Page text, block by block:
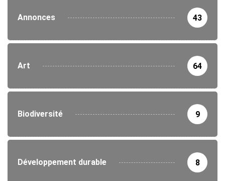
Annonces 43
Art 64
Biodiversité 9
Développement durable 8